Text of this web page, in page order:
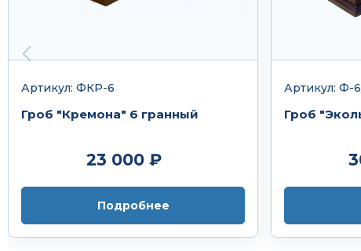
Артикул: ФКР-6
Гроб "Кремона" 6 гранный
23 000 ₽
Подробнее
Артикул: Ф-
Гроб